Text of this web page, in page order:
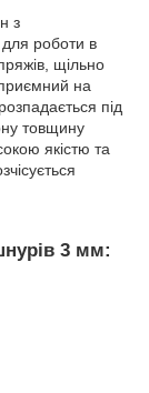
з
для роботи в
щільно
на
під
товщину
якістю та
3 мм: